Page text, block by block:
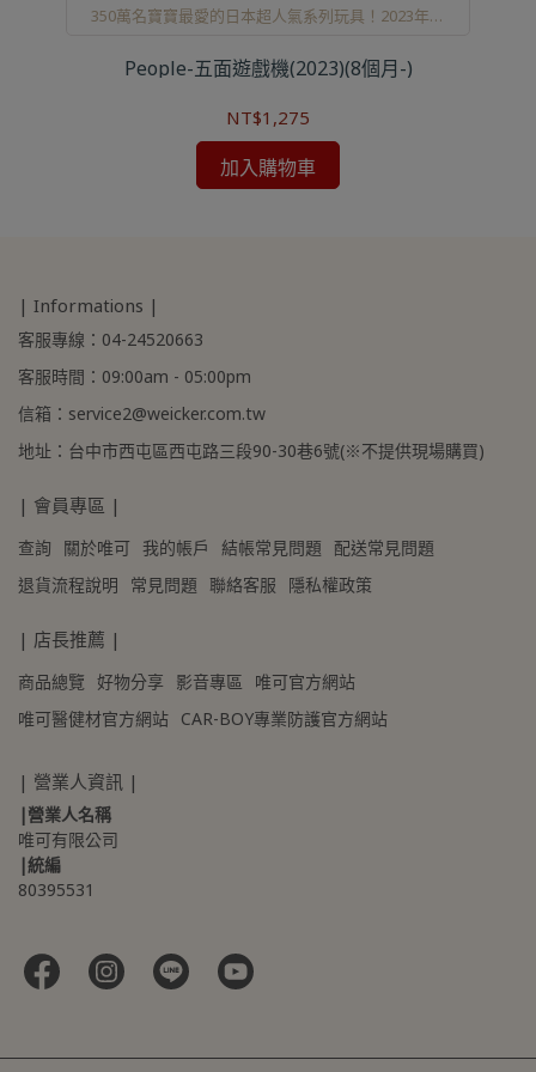
350萬名寶寶最愛的日本超人氣系列玩具！2023年新
People-五面遊戲機(2023)(8個月-)
NT$1,275
加入購物車
| Informations |
客服專線：04-24520663
客服時間：09:00am - 05:00pm
信箱：service2@weicker.com.tw
地址：台中市西屯區西屯路三段90-30巷6號(※不提供現場購買)
| 會員專區 |
查詢 關於唯可 我的帳戶 結帳常見問題 配送常見問題
退貨流程說明 常見問題 聯絡客服 隱私權政策
| 店長推薦 |
商品總覽 好物分享 影音專區 唯可官方網站
唯可醫健材官方網站 CAR-BOY專業防護官方網站
| 營業人資訊 |
|營業人名稱
唯可有限公司
|統編
80395531